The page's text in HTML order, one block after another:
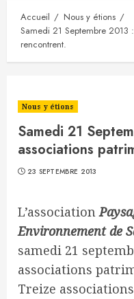
Accueil
Nous y étions
Samedi 21 Septembre 2013
rencontrent.
Nous y étions
Samedi 21
associations
23 SEPTEMBRE 2013
L’association
Environnement de
samedi 21
associations
Treize